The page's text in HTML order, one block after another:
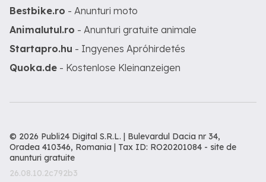
Bestbike.ro - Anunturi moto
Animalutul.ro - Anunturi gratuite animale
Startapro.hu - Ingyenes Apróhirdetés
Quoka.de - Kostenlose Kleinanzeigen
© 2026 Publi24 Digital S.R.L. | Bulevardul Dacia nr 34,
Oradea 410346, Romania | Tax ID: RO20201084 - site de
anunturi gratuite
26.08.10.2c792b3